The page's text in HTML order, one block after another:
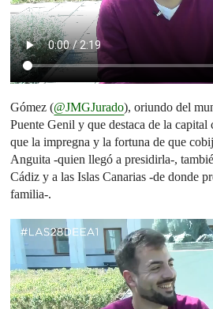
Gómez (@JMGJurado), oriundo del
Puente Genil y que destaca de la
que la impregna y la fortuna de que
Anguita -quien llegó a presidirla-,
Cádiz y a las Islas Canarias -de donde
familia-.